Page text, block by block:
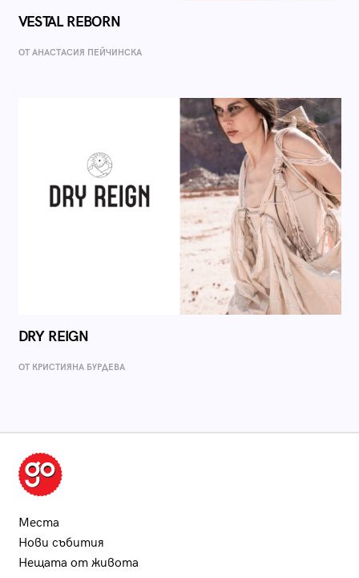
VESTAL REBORN
ОТ AНАСТАСИЯ ПЕЙЧИНСКА
DRY REIGN
ОТ КРИСТИЯНА БУРДЕВА
Места
Нови събития
Нещата от живота